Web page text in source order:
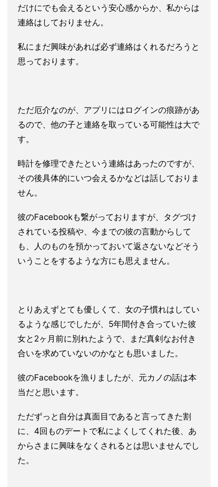
だけにでも会えるという安心感からか、私からは
連絡はしておりません。
私にまだ興味があれば必ず連絡はくれるだろうと
思っております。
ただ厄介なのが、 アプリにはログインの痕跡があ
るので、他の子と連絡を取っている可能性は大で
す。
時計を修理できたという連絡はあったのですが、
その後具体的にいつ会えるかなどは話しておりま
せん。
彼のFacebookも繋がっておりますが、タグづけ
されている投稿や、 今までの彼の言動からして
も、人のものを預かっておいて返さないなどそう
いうことをするような方にも思えません。
とりあえずとても優しくて、女の子慣れはしてい
るような感じでしたが、5年間付き合っていた彼
女と2ヶ月前に別れたようで、まだ真剣なお付き
合いを求めていないのかなとも思いました。
彼のFacebookを漁りましたが、元カノの話は本
当だと思います。
ただずっと自分は真面目であると言ってきた割
に、4回ものデート で私によくしてくれた後、あ
からさまに興味をなくされるとは思い ませんでし
た。